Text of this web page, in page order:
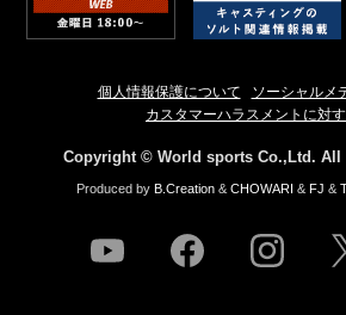
個人情報保護について
ソーシャルメ
カスタマーハラスメントに対
Copyright © World sports Co.,Ltd. All
Produced by B.Creation& CHOWARI & FJ &
youtube facebook